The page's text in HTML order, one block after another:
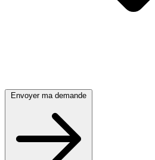
Envoyer ma demande